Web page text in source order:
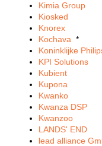
Kimia Group
Kiosked
Knorex
Kochava *
Koninklijke
KPI Solutions
Kubient
Kupona
Kwanko
Kwanza DSP
Kwanzoo
LANDS' END
lead alliance